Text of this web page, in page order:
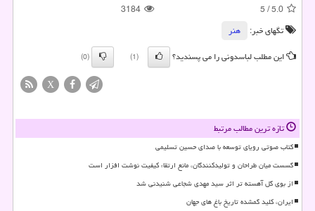
5.0
/
5
3184
تگهای خبر:
هنر
این مطلب لباسدونی را می پسندید؟
(1)
(0)
X
تازه ترین مطالب مرتبط
کتاب صوتی رویای توسعه با صدای حسین تسلیمی
گسست میان طراحان و تولیدکنندگان، مانع ارتقاء کیفیت نوشت افزار است
از بوی گل آهسته تر اثر سید مهدی شجاعی شنیدنی شد
ایران، کلید گمشده تاریخ باغ های جهان